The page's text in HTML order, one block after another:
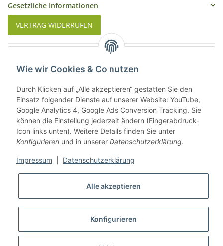
Wie wir Cookies & Co nutzen
Durch Klicken auf „Alle akzeptieren“ gestatten Sie den
Einsatz folgender Dienste auf unserer Website: YouTube,
Google Analytics 4, Google Ads Conversion Tracking. Sie
können die Einstellung jederzeit ändern (Fingerabdruck-
Icon links unten). Weitere Details finden Sie unter
Konfigurieren und in unserer Datenschutzerklärung.
Impressum Datenschutzerklärung
Alle akzeptieren
Konfigurieren
Gesetzliche Informationen
VERTRAG WIDERRUFEN
Weinbauregionen und Weinbaugebiete in Österreich
Weiße Rebsorten
Rote Rebsorten
* Alle Preise inkl. gesetzlicher USt., zzgl.Versand